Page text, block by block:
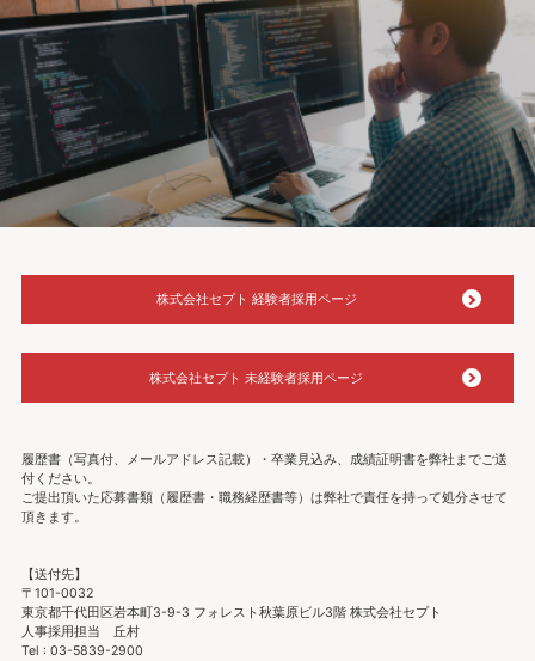
株式会社セプト 経験者採用ページ
株式会社セプト 未経験者採用ページ
履歴書（写真付、メールアドレス記載）・卒業見込み、成績証明書を弊社までご送
付ください。
ご提出頂いた応募書類（履歴書・職務経歴書等）は弊社で責任を持って処分させて
頂きます。
【送付先】
〒101-0032
東京都千代田区岩本町3-9-3 フォレスト秋葉原ビル3階 株式会社セプト
人事採用担当 丘村
Tel : 03-5839-2900